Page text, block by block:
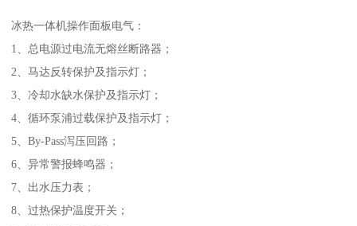
冰热一体机操作面板电气：
1、总电源过电流无熔丝断路器；
2、马达反转保护及指示灯；
3、冷却水缺水保护及指示灯；
4、循环泵浦过载保护及指示灯；
5、By-Pass泻压回路；
6、异常警报蜂鸣器；
7、出水压力表；
8、过热保护温度开关；